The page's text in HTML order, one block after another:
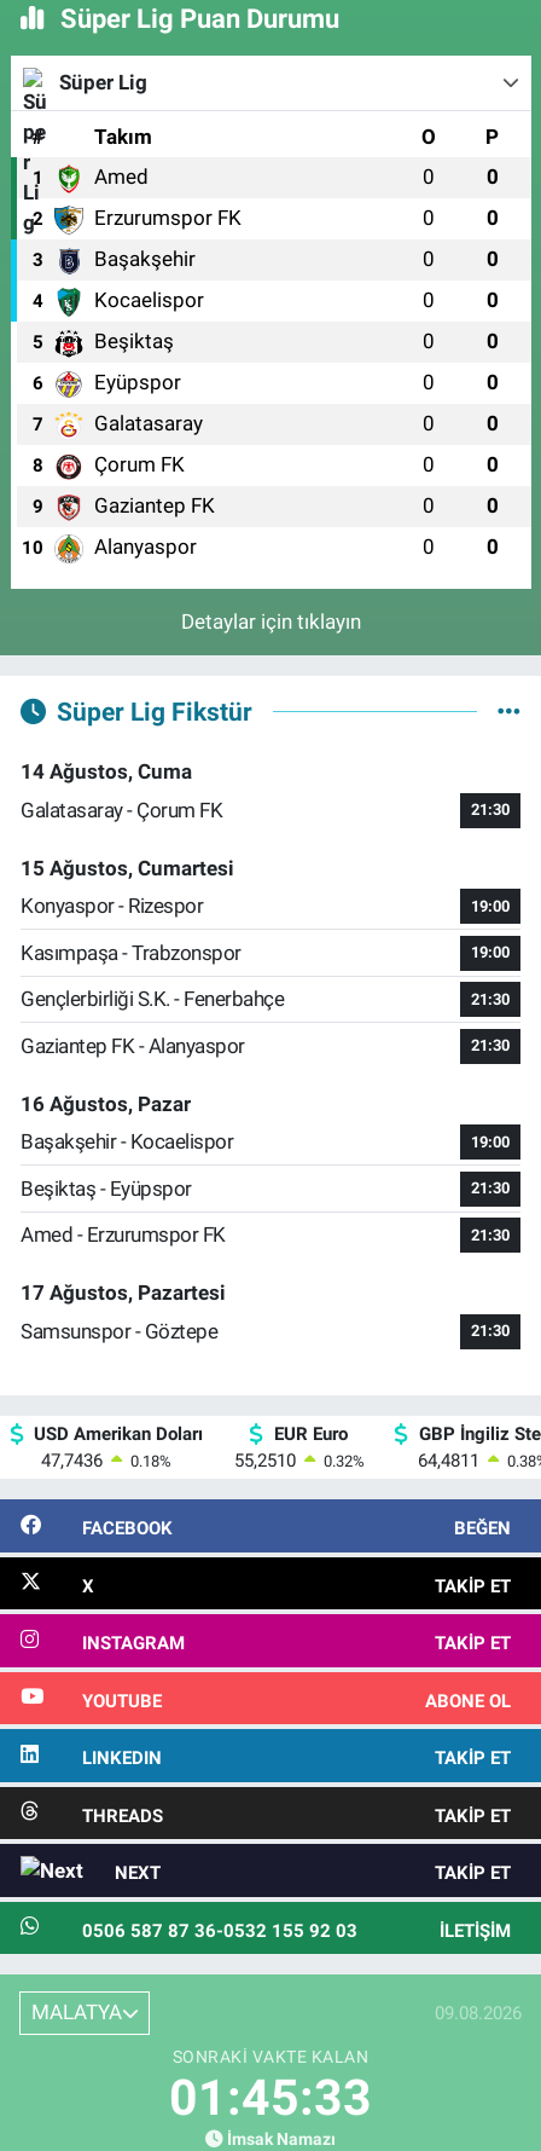
Süper Lig Puan Durumu
Süper Lig
# Takım O P
1 Amed 0 0
2 Erzurumspor FK 0 0
3 Başakşehir 0 0
4 Kocaelispor 0 0
5 Beşiktaş 0 0
6 Eyüpspor 0 0
7 Galatasaray 0 0
8 Çorum FK 0 0
9 Gaziantep FK 0 0
10 Alanyaspor 0 0
Detaylar için tıklayın
Süper Lig Fikstür
14 Ağustos, Cuma
Galatasaray - Çorum FK
21:30
15 Ağustos, Cumartesi
Konyaspor - Rizespor
19:00
Kasımpaşa - Trabzonspor 19:00
Gençlerbirliği S.K. - Fenerbahçe 21:30
Gaziantep FK - Alanyaspor 21:30
16 Ağustos, Pazar
Başakşehir - Kocaelispor
19:00
Beşiktaş - Eyüpspor 21:30
Amed - Erzurumspor FK 21:30
17 Ağustos, Pazartesi
Samsunspor - Göztepe
21:30
USD Amerikan Doları
47,7436
0.18%
EUR Euro
55,2510
0.32%
GBP İngiliz
64,4811
0.38
FACEBOOK BEĞEN
X TAKIP ET
INSTAGRAM TAKIP ET
YOUTUBE ABONE OL
LINKEDIN TAKIP ET
THREADS TAKIP ET
NEXT TAKIP ET
0506 587 87 36-0532 155 92 03 İLETIŞIM
MALATYA 09.08.2026
SONRAKI VAKTE KALAN
01:45:31
İmsak Namazı